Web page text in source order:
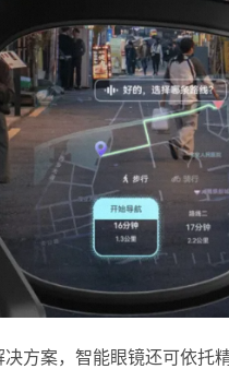
方案，智能眼镜还可依托